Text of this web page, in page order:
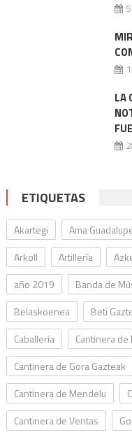
LA
ETIQUETAS
Akartegi Ama
Arkoll
Artillería
año 2019
Banda de
Belaskoenea
Beti
Caballería
Cantinera
Cantinera de Gora Gazteak
Cantinera de Mendelu
Cantinera de Ventas